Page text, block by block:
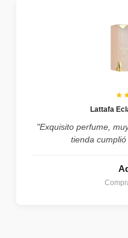
Lattafa
"Exquisito perfume,
tienda